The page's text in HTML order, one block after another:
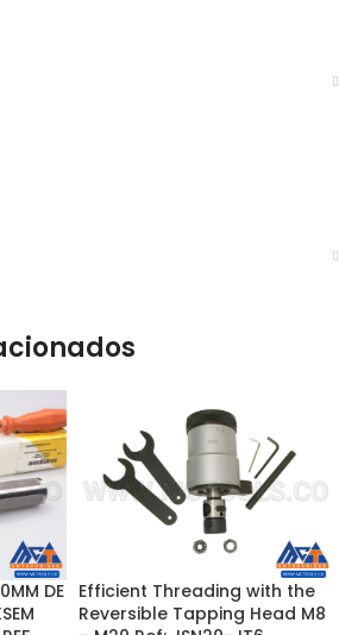
DE
Efficient Threading with the
Reversible Tapping Head M8